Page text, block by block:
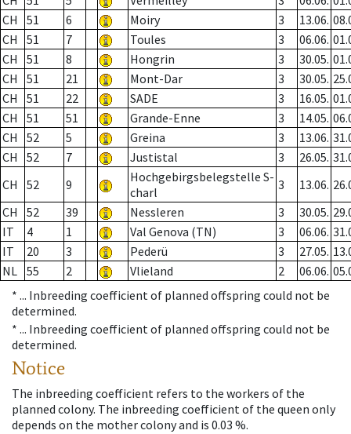
CH
51 6 Moiry 3 13.06.
CH
51 7 Toules 3 06.06.
CH
51 8 Hongrin 3 30.05.
CH
51 21 Mont-Dar 3 30.05.
CH
51 22 SADE 3 16.05.
CH
51 51 Grande-Enne 3 14.05.
CH
52 5 Greina 3 13.06.
CH
52 7 Justistal 3 26.05.
CH
52 9
Hochgebirgsbelegstelle S-
charl
3 13.06.
CH
52 39 Nessleren 3 30.05.
IT
4 1 Val Genova (TN) 3 06.06.
IT
20 3 Pederü 3 27.05.
NL 55 2 Vlieland 2 06.06.
* ... Inbreeding coefficient of planned offspring could not be
determined.
* ... Inbreeding coefficient of planned offspring could not be
determined.
Notice
The inbreeding coefficient refers to the workers of the
planned colony. The inbreeding coefficient of the queen only
depends on the mother colony and is 0.03 %.